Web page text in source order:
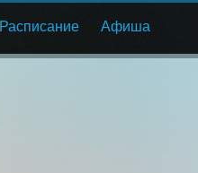
Расписание Афиша